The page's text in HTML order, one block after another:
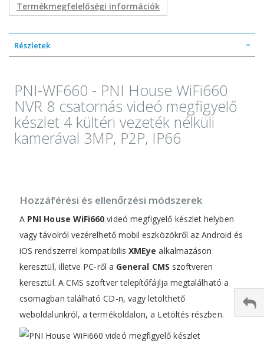
Termékmegfelelőségi információk
Részletek
PNI-WF660 - PNI House WiFi660
NVR 8 csatornás videó megfigyelő
készlet 4 kültéri vezeték nélküli
kamerával 3MP, P2P, IP66
Hozzáférési és ellenőrzési módszerek
A PNI House WiFi660 videó megfigyelő készlet helyben
vagy távolról vezérelhető mobil eszközökről az Android és
iOS rendszerrel kompatibilisXMEye alkalmazáson
keresztül, illetve PC-ről a General CMS szoftveren
keresztül. A CMS szoftver telepítőfájlja megtalálható a
csomagban található CD-n, vagy letölthető
weboldalunkról, a termékoldalon, a Letöltés részben.